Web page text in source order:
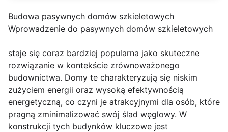
Budowa pasywnych domów szkieletowych
Wprowadzenie do pasywnych domów szkieletowych
staje się coraz bardziej popularna jako skuteczne
rozwiązanie w kontekście zrównoważonego
budownictwa. Domy te charakteryzują się niskim
zużyciem energii oraz wysoką efektywnością
energetyczną, co czyni je atrakcyjnymi dla osób, które
pragną zminimalizować swój ślad węglowy. W
konstrukcji tych budynków kluczowe jest